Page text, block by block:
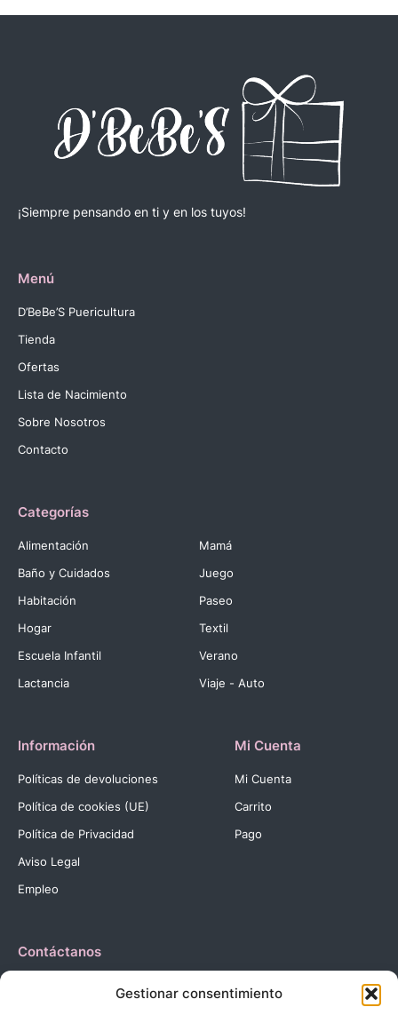
Gestionar consentimiento
¡Siempre pensando en ti y en los tuyos!
Menú
D’BeBe’S Puericultura
Tienda
Ofertas
Lista de Nacimiento
Sobre Nosotros
Contacto
Categorías
Alimentación
Baño y Cuidados
Habitación
Hogar
Escuela Infantil
Lactancia
Mamá
Juego
Paseo
Textil
Verano
Viaje - Auto
Información
Políticas de devoluciones
Política de cookies (UE)
Política de Privacidad
Aviso Legal
Empleo
Mi Cuenta
Mi Cuenta
Carrito
Pago
Contáctanos
C. Reyes Católicos, 27 03420 Castalla Alicante